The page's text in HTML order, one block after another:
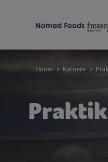
Home > Karriere >